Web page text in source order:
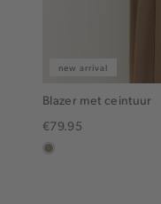
new arrival
Blazer met ceintuur
€79.95
taupe,